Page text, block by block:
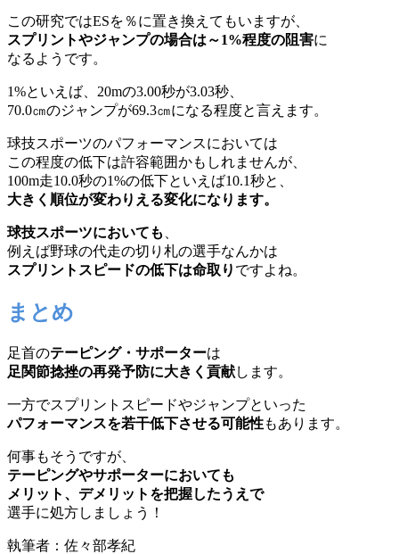
この研究ではESを％に置き換えてもいますが、
スプリントやジャンプの場合は～1%程度の阻害に
なるようです。
1%といえば、20mの3.00秒が3.03秒、
70.0㎝のジャンプが69.3㎝になる程度と言えます。
球技スポーツのパフォーマンスにおいては
この程度の低下は許容範囲かもしれませんが、
100m走10.0秒の1%の低下といえば10.1秒と、
大きく順位が変わりえる変化になります。
球技スポーツにおいても
例えば野球の代走の切り札の選手なんかは
スプリントスピードの低下は命取り ですよね。
まとめ
足首のテーピング・サポーターは
足関節捻挫の再発予防に大きく貢献します。
一方でスプリントスピードやジャンプといった
パフォーマンスを若干低下させる可能性もあります。
何事もそうですが、
テーピングやサポーターにおいても
メリット、デメリットを把握したうえで
選手に処方しましょう！
執筆者：佐々部孝紀